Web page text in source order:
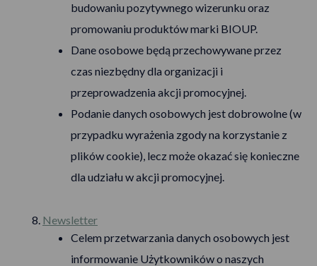
budowaniu pozytywnego wizerunku oraz
promowaniu produktów marki BIOUP.
Dane osobowe będą przechowywane przez
czas niezbędny dla organizacji i
przeprowadzenia akcji promocyjnej.
Podanie danych osobowych jest dobrowolne (w
przypadku wyrażenia zgody na korzystanie z
plików cookie), lecz może okazać się konieczne
dla udziału w akcji promocyjnej.
Newsletter
Celem przetwarzania danych osobowych jest
informowanie Użytkowników o naszych